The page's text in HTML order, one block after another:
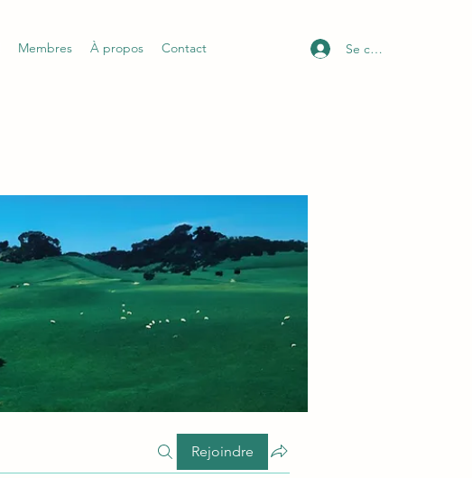
Membres À propos Contact Se connecter
Rejoindre